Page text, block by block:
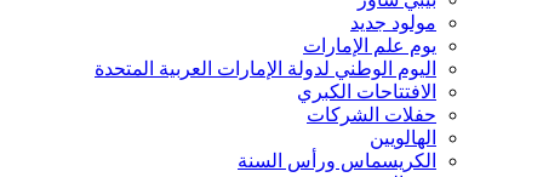
مولود جديد
يوم علم الإمارات
اليوم الوطني لدولة الإمارات العربية المتحدة
الافتتاحات الكبري
حفلات الشركات
الهالويين
الكريسماس ورأس السنة